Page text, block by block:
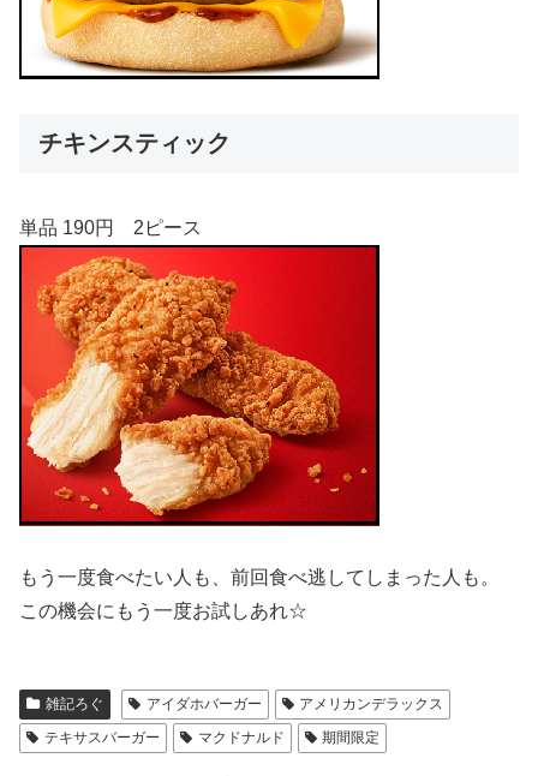
チキンスティック
単品 190円 2ピース
もう一度食べたい人も、前回食べ逃してしまった人も。
この機会にもう一度お試しあれ☆
雑記ろぐ アイダホバーガー
アメリカンデラックス
テキサスバーガー
マクドナルド 期間限定